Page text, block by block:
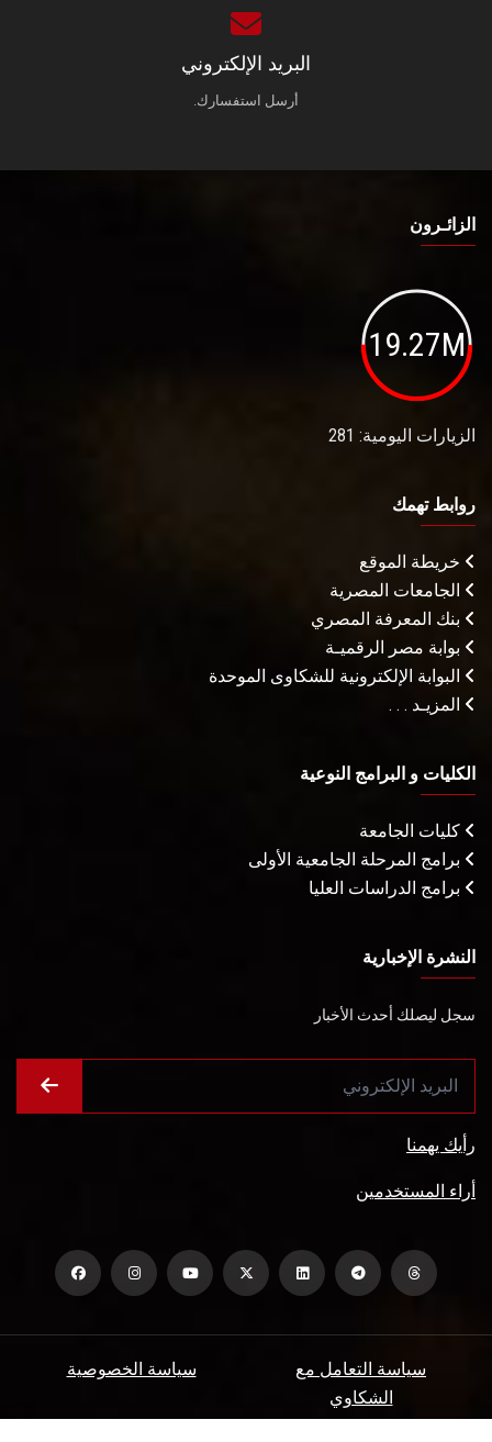
البريد الإلكتروني
أرسل استفسارك.
الزائـرون
19.27M
الزيارات اليومية: 281
روابط تهمك
خريطة الموقع
الجامعات المصرية
بنك المعرفة المصري
بوابة مصر الرقميـة
البوابة الإلكترونية للشكاوى الموحدة
المزيـد . . .
الكليات و البرامج النوعية
كليات الجامعة
برامج المرحلة الجامعية الأولى
برامج الدراسات العليا
النشرة الإخبارية
سجل ليصلك أحدث الأخبار
رأيك يهمنا
أراء المستخدمين
سياسة الخصوصية
سياسة التعامل مع
الشكاوي